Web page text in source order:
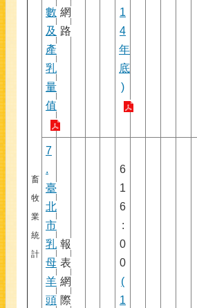
畜
牧
業
統
計
數
及
產
乳
量
值
網
路
1
4
年
底
)
7
.
臺
北
市
乳
母
羊
頭
報
表
網
際
6
1
6
:
0
0
(
1